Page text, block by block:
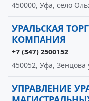
450000, Уфа, село
УРАЛЬСКАЯ
КОМПАНИЯ
+7 (347) 2500152
450052, Уфа, Зенцова
УПРАВЛЕНИЕ